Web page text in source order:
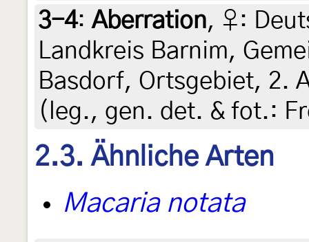
3-4: Aberration, ♀:
Landkreis Barnim,
Basdorf, Ortsgebiet, 2.
(leg., gen. det. & fot.:
2.3. Ähnliche Arten
Macaria notata